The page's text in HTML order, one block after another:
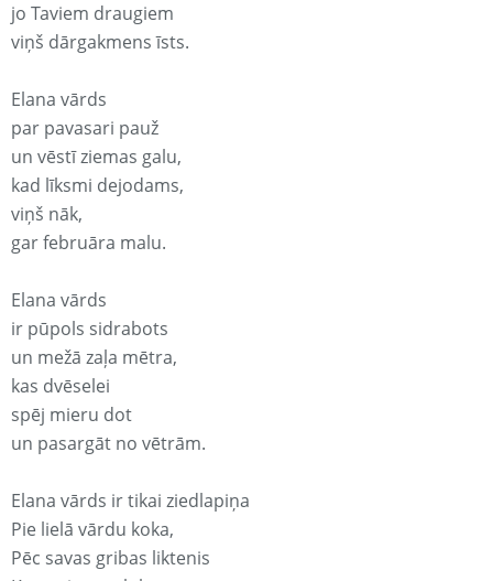
jo Taviem draugiem
viņš dārgakmens īsts.
Elana vārds
par pavasari pauž
un vēstī ziemas galu,
kad līksmi dejodams,
viņš nāk,
gar februāra malu.
Elana vārds
ir pūpols sidrabots
un mežā zaļa mētra,
kas dvēselei
spēj mieru dot
un pasargāt no vētrām.
Elana vārds ir tikai ziedlapiņa
Pie lielā vārdu koka,
Pēc savas gribas liktenis